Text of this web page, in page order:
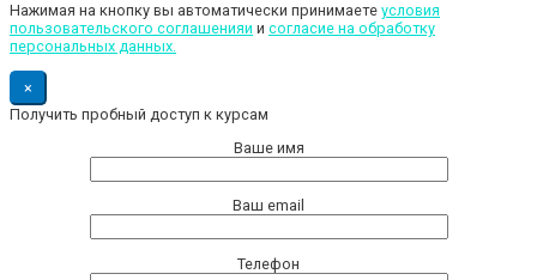
Нажимая на кнопку вы автоматически принимаете условия
пользовательского соглашенияи и cогласие на обработку
персональных данных.
×
Получить пробный доступ к курсам
Ваше имя
Ваш email
Телефон